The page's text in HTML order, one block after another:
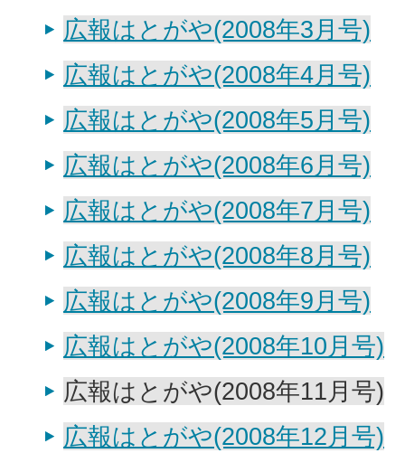
広報はとがや(2008年3月号)
広報はとがや(2008年4月号)
広報はとがや(2008年5月号)
広報はとがや(2008年6月号)
広報はとがや(2008年7月号)
広報はとがや(2008年8月号)
広報はとがや(2008年9月号)
広報はとがや(2008年10月号)
広報はとがや(2008年11月号)
広報はとがや(2008年12月号)